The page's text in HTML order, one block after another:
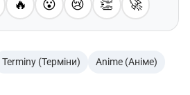
🔥 😮 😢 👏 🚀
Terminy (Терміни) Anime (Аніме)